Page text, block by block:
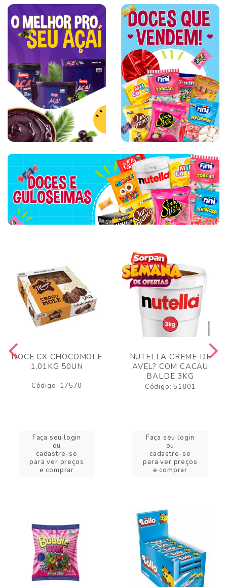
DOCE CX CHOCOMOLE
1,01KG 50UN
Código: 17570
Faça seu login
ou
cadastre-se
para ver preços
e comprar
NUTELLA CREME DE
AVEL? COM CACAU
BALDE 3KG
Código: 51801
Faça seu login
ou
cadastre-se
para ver preços
e comprar